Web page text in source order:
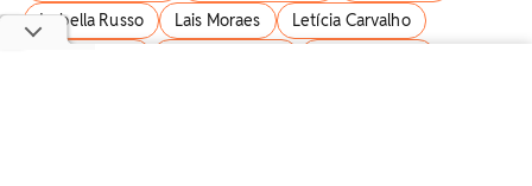
Isabella Russo
Lais Moraes
Letícia Carvalho